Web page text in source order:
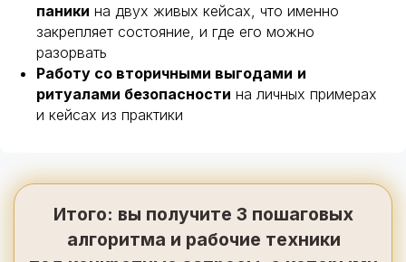
паники на двух живых кейсах, что именно
закрепляет состояние, и где его можно
разорвать
Работу со вторичными выгодами и
ритуалами безопасности на личных примерах
и кейсах из практики